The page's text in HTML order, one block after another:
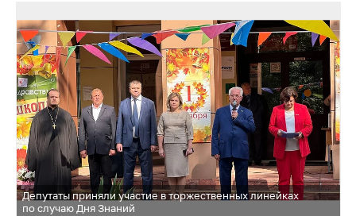
Депутаты приняли участие в торжественных линейках
по случаю Дня Знаний